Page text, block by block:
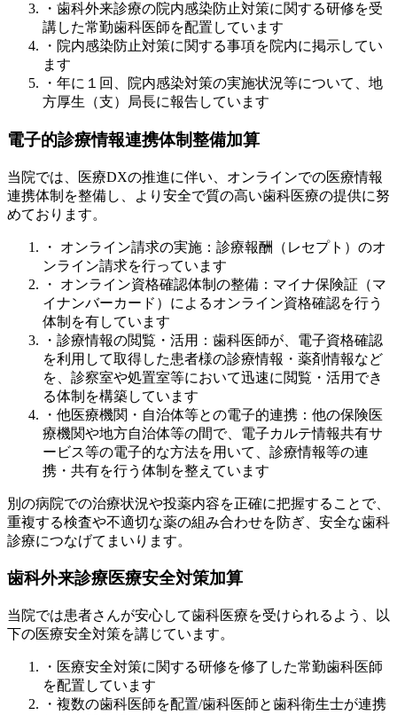
・歯科外来診療の院内感染防止対策に関する研修を受
講した常勤歯科医師を配置しています
・院内感染防止対策に関する事項を院内に掲示してい
ます
・年に１回、院内感染対策の実施状況等について、地
方厚生（支）局長に報告しています
電子的診療情報連携体制整備加算
当院では、医療DXの推進に伴い、オンラインでの医療情報
連携体制を整備し、より安全で質の高い歯科医療の提供に努
めております。
・ オンライン請求の実施：診療報酬（レセプト）のオ
ンライン請求を行っています
・ オンライン資格確認体制の整備：マイナ保険証（マ
イナンバーカード）によるオンライン資格確認を行う
体制を有しています
・診療情報の閲覧・活用：歯科医師が、電子資格確認
を利用して取得した患者様の診療情報・薬剤情報など
を、診察室や処置室等において迅速に閲覧・活用でき
る体制を構築しています
・他医療機関・自治体等との電子的連携：他の保険医
療機関や地方自治体等の間で、電子カルテ情報共有サ
ービス等の電子的な方法を用いて、診療情報等の連
携・共有を行う体制を整えています
別の病院での治療状況や投薬内容を正確に把握することで、
重複する検査や不適切な薬の組み合わせを防ぎ、安全な歯科
診療につなげてまいります。
歯科外来診療医療安全対策加算
当院では患者さんが安心して歯科医療を受けられるよう、以
下の医療安全対策を講じています。
・医療安全対策に関する研修を修了した常勤歯科医師
を配置しています
・複数の歯科医師を配置/歯科医師と歯科衛生士が連携